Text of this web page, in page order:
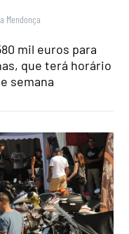
Mendonça
mil euros para
que terá horário
semana